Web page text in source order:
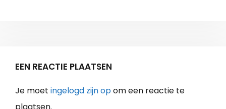
EEN REACTIE PLAATSEN
Je moet ingelogd zijn opom een reactie te